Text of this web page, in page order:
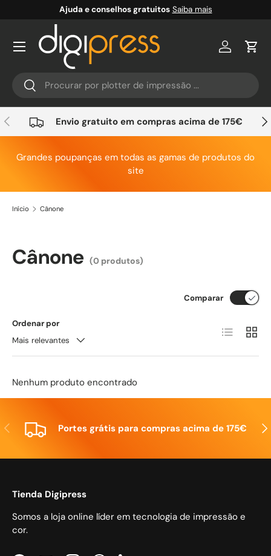
Ir para o conteúdo
Ajuda e conselhos gratuitos Saiba mais
Pesquisar
Pesquisar
Conta
Anterior Envio gratuito em compras acima de 175€
Grandes poupanças em todas as gamas de produtos do
site
Início Cânone
Cânone (0 produtos)
Ordenar por
Mais relevantes
Comparar
Lista Grelha
Nenhum produto encontrado
Anterior Portes grátis para compras acima de 175€
Tienda Digipress
Somos a loja online líder em tecnologia de impressão e
cor.